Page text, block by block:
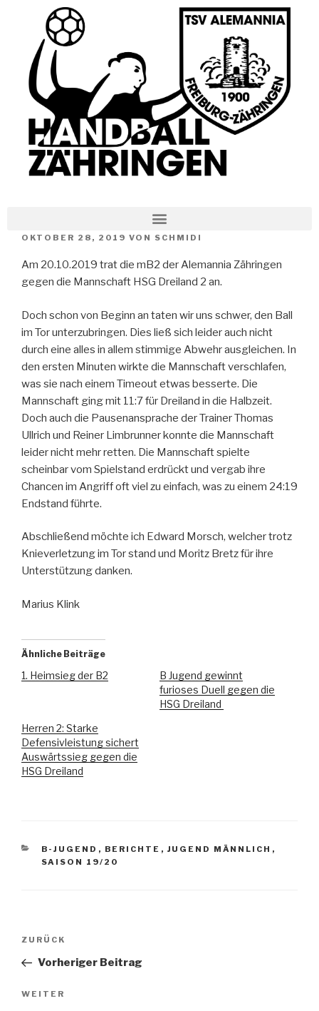
OKTOBER 28, 2019 VON SCHMIDI
Am 20.10.2019 trat die mB2 der Alemannia Zähringen
gegen die Mannschaft HSG Dreiland 2 an.
Doch schon von Beginn an taten wir uns schwer, den Ball
im Tor unterzubringen. Dies ließ sich leider auch nicht
durch eine alles in allem stimmige Abwehr ausgleichen. In
den ersten Minuten wirkte die Mannschaft verschlafen,
was sie nach einem Timeout etwas besserte. Die
Mannschaft ging mit 11:7 für Dreiland in die Halbzeit.
Doch auch die Pausenansprache der Trainer Thomas
Ullrich und Reiner Limbrunner konnte die Mannschaft
leider nicht mehr retten. Die Mannschaft spielte
scheinbar vom Spielstand erdrückt und vergab ihre
Chancen im Angriff oft viel zu einfach, was zu einem 24:19
Endstand führte.
Abschließend möchte ich Edward Morsch, welcher trotz
Knieverletzung im Tor stand und Moritz Bretz für ihre
Unterstützung danken.
Marius Klink
Ähnliche Beiträge
1. Heimsieg der B2
B Jugend gewinnt
furioses Duell gegen die
HSG Dreiland
Herren 2: Starke
Defensivleistung sichert
Auswärtssieg gegen die
HSG Dreiland
B-JUGEND , BERICHTE , JUGEND MÄNNLICH ,
SAISON 19/20
ZURÜCK
Vorheriger Beitrag
WEITER